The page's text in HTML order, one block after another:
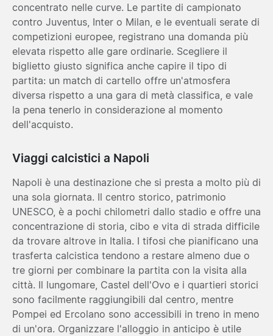
concentrato nelle curve. Le partite di campionato
contro Juventus, Inter o Milan, e le eventuali serate di
competizioni europee, registrano una domanda più
elevata rispetto alle gare ordinarie. Scegliere il
biglietto giusto significa anche capire il tipo di
partita: un match di cartello offre un'atmosfera
diversa rispetto a una gara di metà classifica, e vale
la pena tenerlo in considerazione al momento
dell'acquisto.
Viaggi calcistici a Napoli
Napoli è una destinazione che si presta a molto più di
una sola giornata. Il centro storico, patrimonio
UNESCO, è a pochi chilometri dallo stadio e offre una
concentrazione di storia, cibo e vita di strada difficile
da trovare altrove in Italia. I tifosi che pianificano una
trasferta calcistica tendono a restare almeno due o
tre giorni per combinare la partita con la visita alla
città. Il lungomare, Castel dell'Ovo e i quartieri storici
sono facilmente raggiungibili dal centro, mentre
Pompei ed Ercolano sono accessibili in treno in meno
di un'ora. Organizzare l'alloggio in anticipo è utile